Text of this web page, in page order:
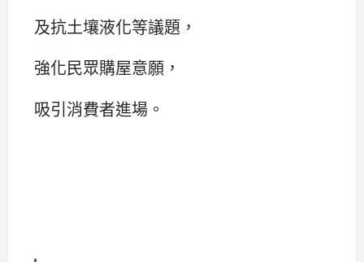
及抗土壤液化等議題，
強化民眾購屋意願，
吸引消費者進場。